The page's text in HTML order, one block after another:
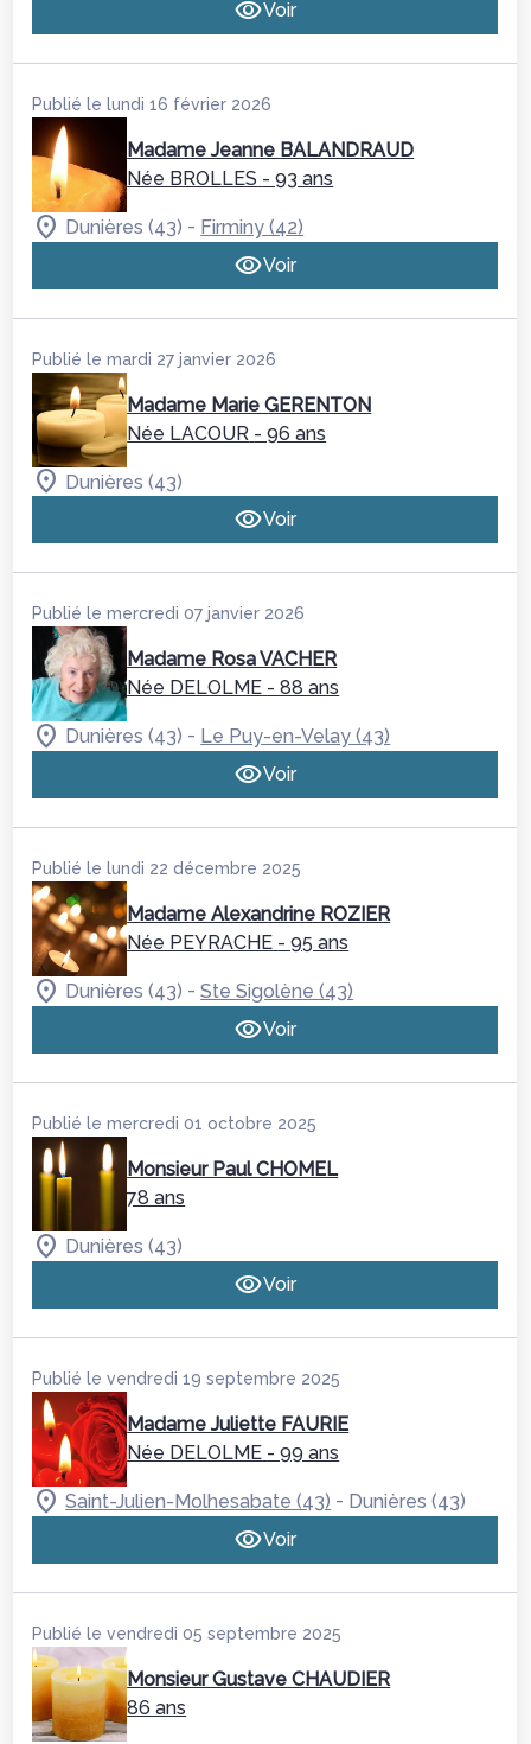
Voir
Publié le lundi 16 février 2026
Madame Jeanne BALANDRAUD
Née BROLLES - 93 ans
Dunières (43) - Firminy (42)
Voir
Publié le mardi 27 janvier 2026
Madame Marie GERENTON
Née LACOUR - 96 ans
Dunières (43)
Voir
Publié le mercredi 07 janvier 2026
Madame Rosa VACHER
Née DELOLME - 88 ans
Dunières (43) - Le Puy-en-Velay (43)
Voir
Publié le lundi 22 décembre 2025
Madame Alexandrine ROZIER
Née PEYRACHE - 95 ans
Dunières (43) -Ste Sigolène (43)
Voir
Publié le mercredi 01 octobre 2025
Monsieur Paul CHOMEL
78 ans
Dunières (43)
Voir
Publié le vendredi 19 septembre 2025
Madame Juliette FAURIE
Née DELOLME - 99 ans
Saint-Julien-Molhesabate (43) - Dunières (43)
Voir
Publié le vendredi 05 septembre 2025
Monsieur Gustave CHAUDIER
86 ans